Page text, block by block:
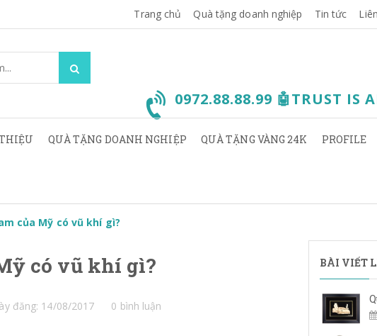
Trang chủ Quà tặng doanh nghiệp Tin tức
0972.88.88.99 🤖TRUST IS
QUÀ TẶNG DOANH NGHIỆP QUÀ TẶNG VÀNG 24K PROFILE
của Mỹ có vũ khí gì?
có vũ khí gì?
đăng: 14/08/2017 0 bình luận
BÀI VIẾT